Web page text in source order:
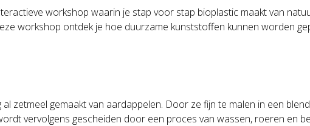
workshop waarin je stap voor stap bioplastic maakt van
workshop ontdek je hoe duurzame kunststoffen kunnen worden
zetmeel gemaakt van aardappelen. Door ze fijn te malen in een
vervolgens gescheiden door een proces van wassen, roeren en